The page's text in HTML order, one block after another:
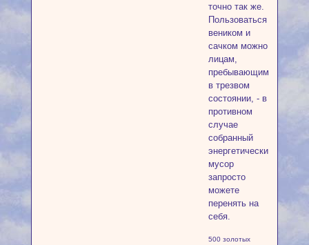
точно так же.
Пользоваться
веником и
сачком можно
лицам,
пребывающим
в трезвом
состоянии, - в
противном
случае
собранный
энергетический
мусор
запросто
можете
перенять на
себя.
500 золотых